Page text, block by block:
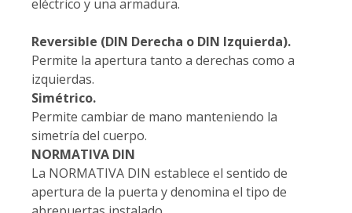
eléctrico y una armadura.
Reversible (DIN Derecha o DIN Izquierda).
Permite la apertura tanto a derechas como a
izquierdas.
Simétrico.
Permite cambiar de mano manteniendo la
simetría del cuerpo.
NORMATIVA DIN
La NORMATIVA DIN establece el sentido de
apertura de la puerta y denomina el tipo de